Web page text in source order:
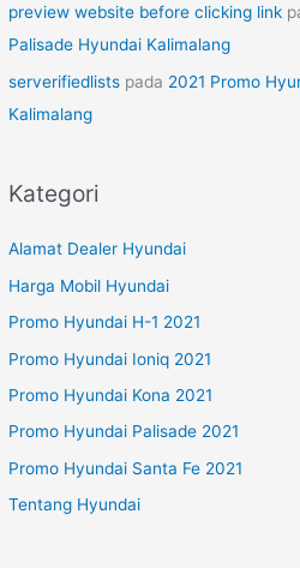
preview website before clicking link
Palisade Hyundai Kalimalang
serverifiedlists pada 2021 Promo
Kalimalang
Kategori
Alamat Dealer Hyundai
Harga Mobil Hyundai
Promo Hyundai H-1 2021
Promo Hyundai Ioniq 2021
Promo Hyundai Kona 2021
Promo Hyundai Palisade 2021
Promo Hyundai Santa Fe 2021
Tentang Hyundai